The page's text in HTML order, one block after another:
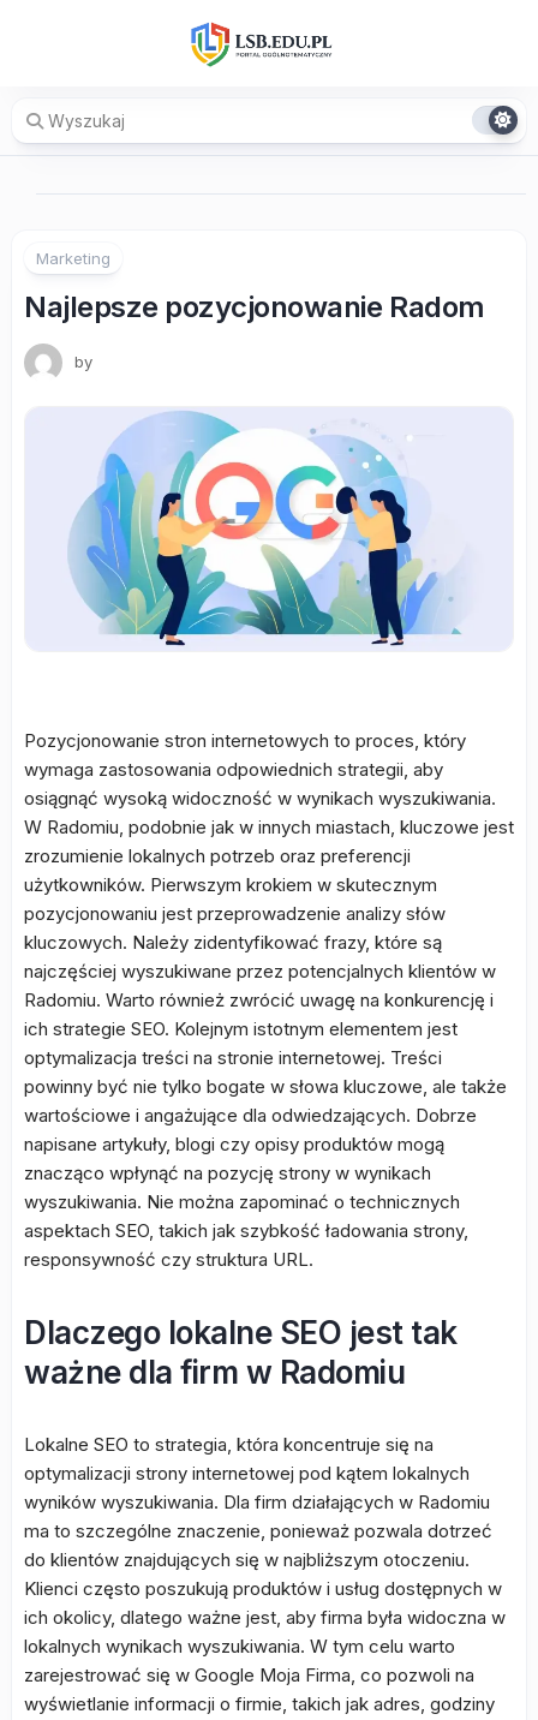
Marketing
Najlepsze pozycjonowanie Radom
by
Pozycjonowanie stron internetowych to proces, który
wymaga zastosowania odpowiednich strategii, aby
osiągnąć wysoką widoczność w wynikach wyszukiwania.
W Radomiu, podobnie jak w innych miastach, kluczowe jest
zrozumienie lokalnych potrzeb oraz preferencji
użytkowników. Pierwszym krokiem w skutecznym
pozycjonowaniu jest przeprowadzenie analizy słów
kluczowych. Należy zidentyfikować frazy, które są
najczęściej wyszukiwane przez potencjalnych klientów w
Radomiu. Warto również zwrócić uwagę na konkurencję i
ich strategie SEO. Kolejnym istotnym elementem jest
optymalizacja treści na stronie internetowej. Treści
powinny być nie tylko bogate w słowa kluczowe, ale także
wartościowe i angażujące dla odwiedzających. Dobrze
napisane artykuły, blogi czy opisy produktów mogą
znacząco wpłynąć na pozycję strony w wynikach
wyszukiwania. Nie można zapominać o technicznych
aspektach SEO, takich jak szybkość ładowania strony,
responsywność czy struktura URL.
Dlaczego lokalne SEO jest tak
ważne dla firm w Radomiu
Lokalne SEO to strategia, która koncentruje się na
optymalizacji strony internetowej pod kątem lokalnych
wyników wyszukiwania. Dla firm działających w Radomiu
ma to szczególne znaczenie, ponieważ pozwala dotrzeć
do klientów znajdujących się w najbliższym otoczeniu.
Klienci często poszukują produktów i usług dostępnych w
ich okolicy, dlatego ważne jest, aby firma była widoczna w
lokalnych wynikach wyszukiwania. W tym celu warto
zarejestrować się w Google Moja Firma, co pozwoli na
wyświetlanie informacji o firmie, takich jak adres, godziny